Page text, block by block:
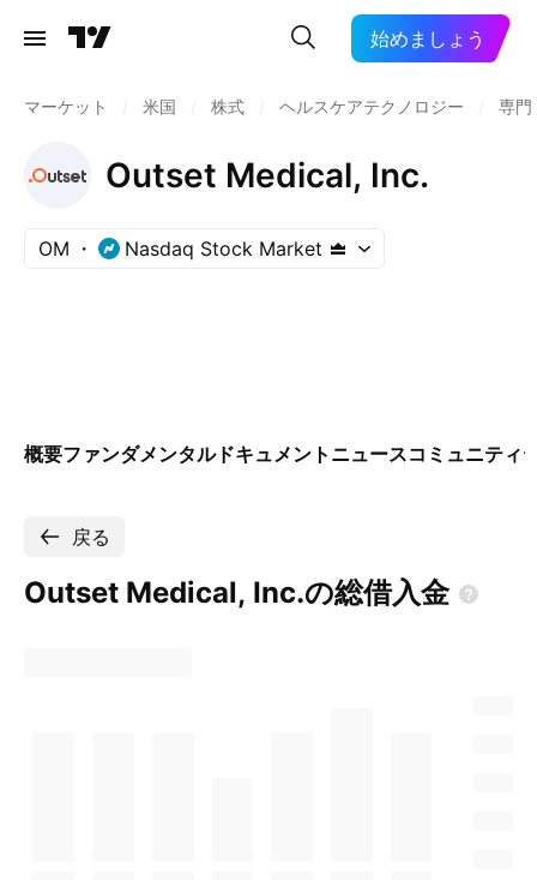
始めましょう
マーケット 米国 株式 ヘルスケアテクノロジー 専門
Outset Medical, Inc.
OM Nasdaq Stock Market
概要ファンダメンタルドキュメント ニュースコミュニティ
戻る
Outset Medical, Inc.の総借入金